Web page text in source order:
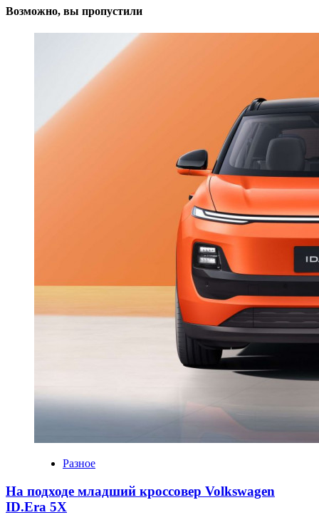
Возможно, вы пропустили
Разное
На подходе младший кроссовер Volkswagen
ID.Era 5X